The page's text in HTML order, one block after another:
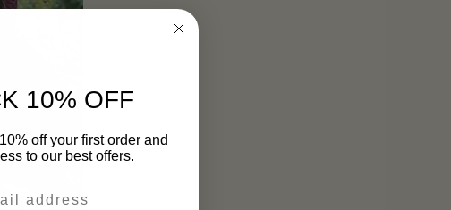
10% OFF
off your first order and
to our best offers.